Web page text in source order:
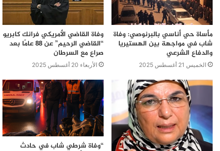
مأساة حي أناسي بالبرنوصي: وفاة
شاب في مواجهة بين الهستيريا
والدفاع الشرعي
الخميس 21 أغسطس 2025
وفاة القاضي الأمريكي فرانك كابريو
“القاضي الرحيم” عن 88 عامًا بعد
صراع مع السرطان
الأربعاء 20 أغسطس 2025
“وفاة شرطي شاب في حادث